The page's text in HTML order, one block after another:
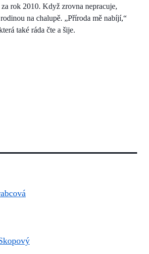
rok 2010. Když zrovna nepracuje,
na chalupě. „Příroda mě nabíjí,“
také ráda čte a šije.